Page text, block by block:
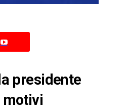
presidente
motivi